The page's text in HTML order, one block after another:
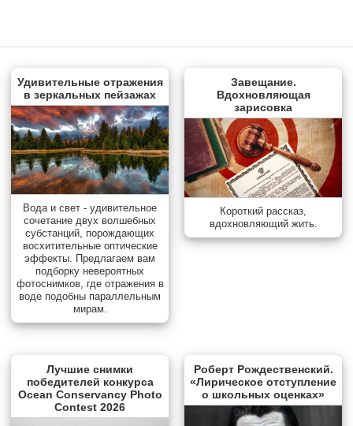
Удивительные отражения
в зеркальных пейзажах
Вода и свет - удивительное
сочетание двух волшебных
субстанций, порождающих
восхитительные оптические
эффекты. Предлагаем вам
подборку невероятных
фотоснимков, где отражения в
воде подобны параллельным
мирам.
Завещание.
Вдохновляющая
зарисовка
Короткий рассказ,
вдохновляющий жить.
Лучшие снимки
победителей конкурса
Ocean Conservancy Photo
Contest 2026
Роберт Рождественский.
«Лирическое отступление
о школьных оценках»